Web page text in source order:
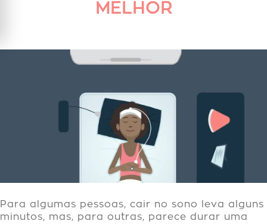
MELHOR
Para algumas pessoas, cair no sono leva alguns
minutos, mas, para outras, parece durar uma